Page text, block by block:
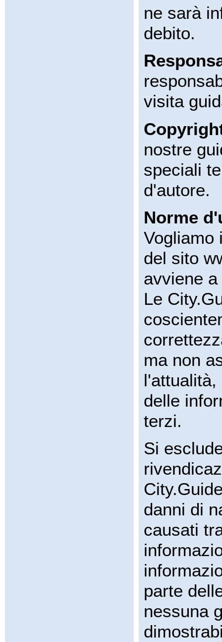
ne sarà
debito.
visita
nostre
speciali
d'autore.
Norme
Vogliamo
del sito
avviene
Le
ma non
delle
terzi.
Si
danni di
causati
parte
nessuna